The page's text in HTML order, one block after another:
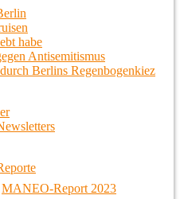
habe
Antisemitismus
Berlins Regenbogenkiez
MANEO-Report 2023